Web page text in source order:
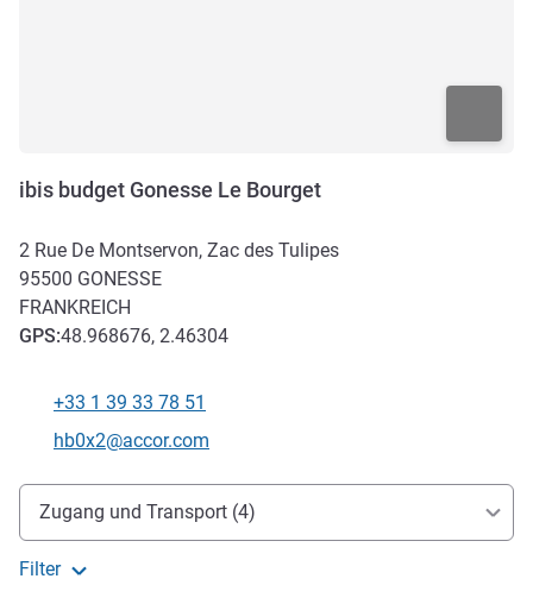
ibis budget Gonesse Le Bourget
2 Rue De Montservon, Zac des Tulipes
95500 GONESSE
FRANKREICH
GPS:48.968676, 2.46304
+33 1 39 33 78 51
Kontakt-E-Mail
hb0x2@accor.com
Erreichbarkeit und Anbindung
Zugang und Transport (4)
Filter